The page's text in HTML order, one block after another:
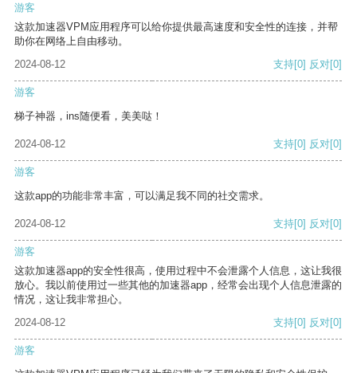
游客
这款加速器VPM应用程序可以给你提供最高速度和安全性的连接，并帮
助你在网络上自由移动。
2024-08-12
支持[0] 反对[0]
游客
梯子神器，ins随便看，美美哒！
2024-08-12 支持[0] 反对[0]
游客
这款app的功能非常丰富，可以满足我不同的社交需求。
2024-08-12 支持[0] 反对[0]
游客
这款加速器app的安全性很高，使用过程中不会泄露个人信息，这让我很
放心。我以前使用过一些其他的加速器app，经常会出现个人信息泄露的
情况，这让我非常担心。
2024-08-12
支持[0] 反对[0]
游客